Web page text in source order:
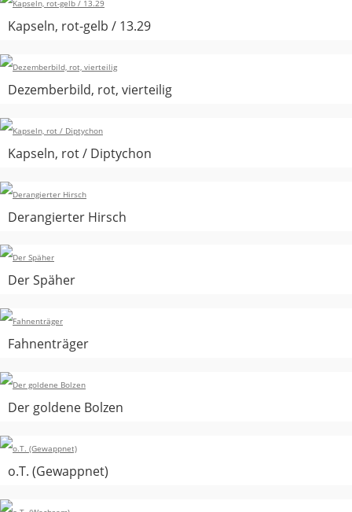
Kapseln, rot-gelb / 13.29
Dezemberbild, rot, vierteilig
Kapseln, rot / Diptychon
Derangierter Hirsch
Der Späher
Fahnenträger
Der goldene Bolzen
o.T. (Gewappnet)